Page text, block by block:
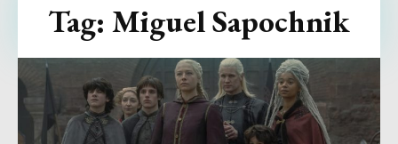
Tag: Miguel Sapochnik